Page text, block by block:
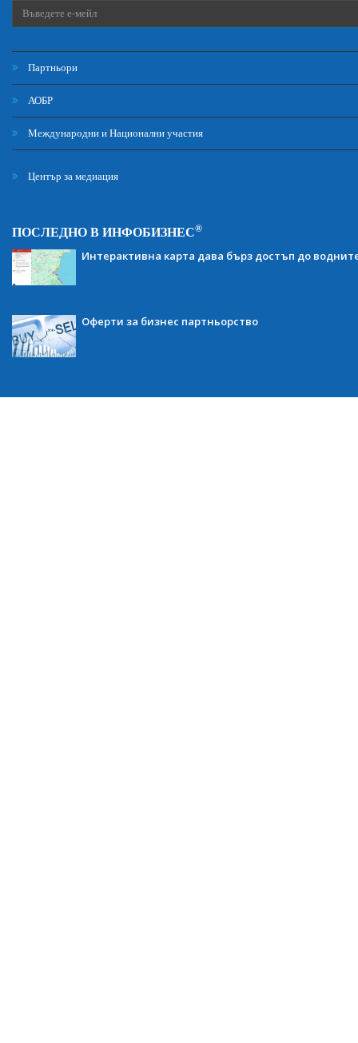
Партньори
АОБР
Международни и Национални участия
Център за медиация
ПОСЛЕДНО В ИНФОБИЗНЕС®
Интерактивна карта дава бърз достъп до
Оферти за бизнес партньорство